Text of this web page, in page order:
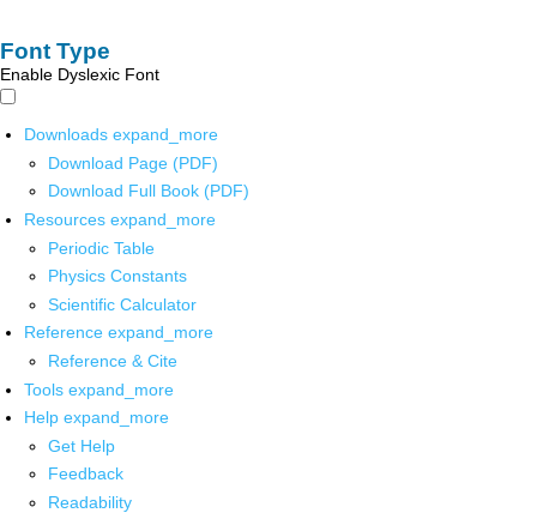
Font Type
Enable Dyslexic Font
Downloads expand_more
Download Page (PDF)
Download Full Book (PDF)
Resources expand_more
Periodic Table
Physics Constants
Scientific Calculator
Reference expand_more
Reference & Cite
Tools expand_more
Help expand_more
Get Help
Feedback
Readability